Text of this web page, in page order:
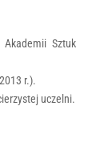
Sztuk
r.).
uczelni.